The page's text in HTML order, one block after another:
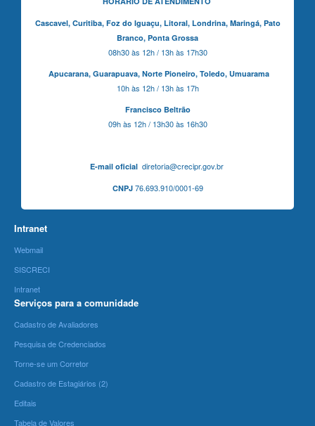
Cascavel, Curitiba,Foz do Iguaçu, Litoral, Londrina, Maringá, Pato
Branco, Ponta Grossa
08h30 às 12h / 13h às 17h30
Apucarana, Guarapuava, Norte Pioneiro, Toledo, Umuarama
10h às 12h / 13h às 17h
Francisco Beltrão
09h às 12h / 13h30 às 16h30
E-mail oficialdiretoria@crecipr.gov.br
CNPJ76.693.910/0001-69
Intranet
Webmail
SISCRECI
Intranet
Serviços para a comunidade
Cadastro de Avaliadores
Pesquisa de Credenciados
Torne-se um Corretor
Cadastro de Estagiários (2)
Editais
Tabela de Valores